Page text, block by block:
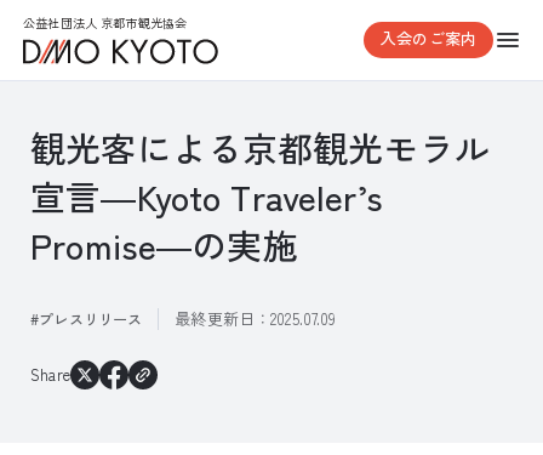
公益社団法人 京都市観光協会
入会のご案内
観光客による京都観光モラル
宣言―Kyoto Traveler’s
Promise―の実施
プレスリリース 最終更新日：2025.07.09
Share